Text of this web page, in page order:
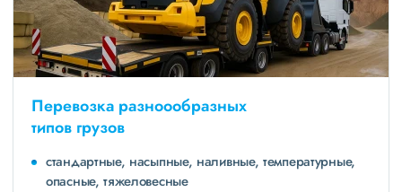
Перевозка разноообразных
типов грузов
стандартные, насыпные, наливные, температурные,
опасные, тяжеловесные